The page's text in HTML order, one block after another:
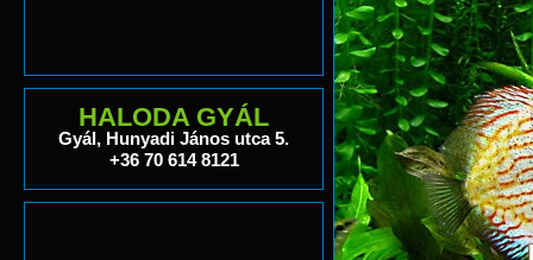
HALODA GYÁL
Gyál, Hunyadi János utca 5.
+36 70 614 8121